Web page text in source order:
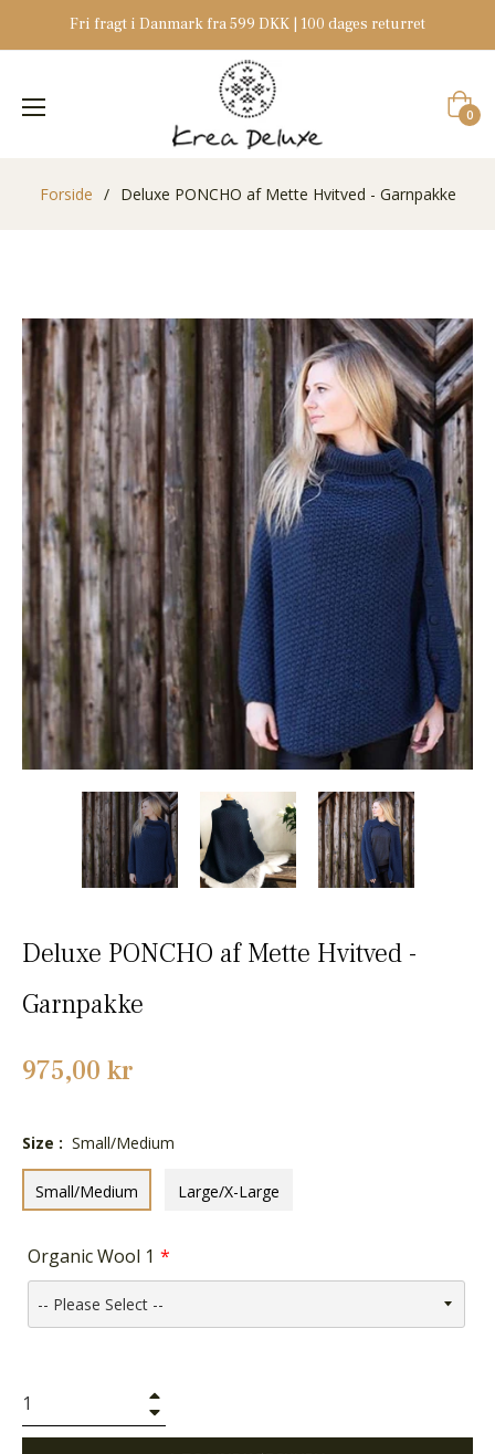
Fri fragt i Danmark fra 599 DKK | 100 dages returret
0
Forside / Deluxe PONCHO af Mette Hvitved - Garnpakke
Deluxe PONCHO af Mette Hvitved -
Garnpakke
Normalpris
975,00 kr
Size : Small/Medium
Small/Medium Large/X-Large
Organic Wool 1